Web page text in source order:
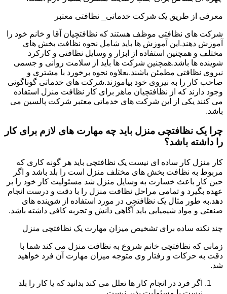
معرفی از طریق یک شرکت خدماتی_ نظافتی معتبر
شرکت های نظافتی موظف هستند که نظافتچیان آقا و خانم خود را
آموزش دهند.این آموزش ها باید شامل نحوه نظافت بخش های
مختلف و همچنین استفاده از ابزار و وسایل نظافتی و کارکرد
شوینده ها باشد.همچنین شرکت ها باید از سلامت روانی و جسمی
نیروی نظافتی مطمئن باشند.بعلاوه نحوه برخورد با مشتری و
صاحب کار را به نیروی خود بیاموزند.شرکت های خدماتی گوناگونی
وجود دارند که از نظافتچیان ماهر برای کار نظافت منزل استفاده
می کنند یکی از این شرکت های خدماتی معتبر شرکت پالسین می
باشد.
چرا یک نظافتچی منزل باید چه مهارت های لازم برای کار
را داشته باشد؟
کار منزل کار ساده ای نیست یک نظافتچی باید هر گونه کاری که
مربوط به نظافت بخش های مختلف منزل است را بلد باشد و اگر
حین کار باعث خسارت به وسایل منزل شد مسئولیت کار خود را بر
عهده بگیرد و تمامی مراحل نظافت منزل را با دقت و درست انجام
دهد.به طور مثال یک نظافتچی در مورد استفاده از شوینده های
صنعتی و مواد شیمیایی باید آگاهی دانش و تجربه کافی داشته باشد.
چند نکته ساده برای تشخیص میزان مهارت یک نظافتچی منزل
زمانی که نظافتچی خانم شروع به نظافت منزل می کند شما با
دقت به حرکات و رفتار وی متوجه میزان مهارت آن فرد خواهید
شد.
اگر فرد در انجام کار ها تعلل می کند بدانید که یا کار را بلد